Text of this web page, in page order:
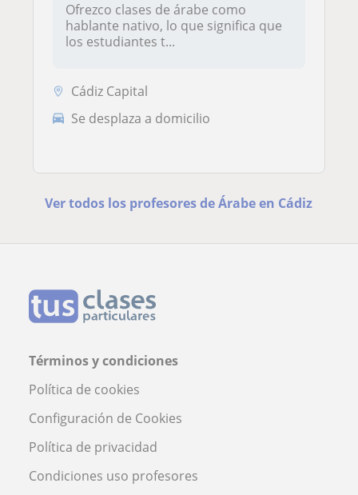
Ofrezco clases de árabe como
hablante nativo, lo que significa que
los estudiantes t...
Cádiz Capital
Se desplaza a domicilio
Ver todos los profesores de Árabe en Cádiz
Términos y condiciones
Política de cookies
Configuración de Cookies
Política de privacidad
Condiciones uso profesores